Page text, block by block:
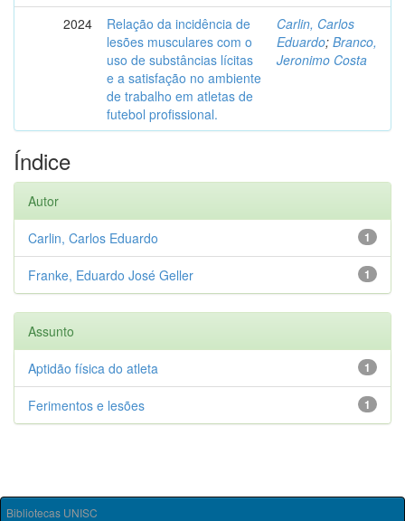
2024
Relação da incidência de
lesões musculares com o
uso de substâncias lícitas
e a satisfação no ambiente
de trabalho em atletas de
futebol profissional.
Carlin, Carlos
Eduardo; Branco,
Jeronimo Costa
Índice
Autor
1
Carlin, Carlos Eduardo
1
Franke, Eduardo José Geller
Assunto
1
Aptidão física do atleta
1
Ferimentos e lesões
Bibliotecas UNISC